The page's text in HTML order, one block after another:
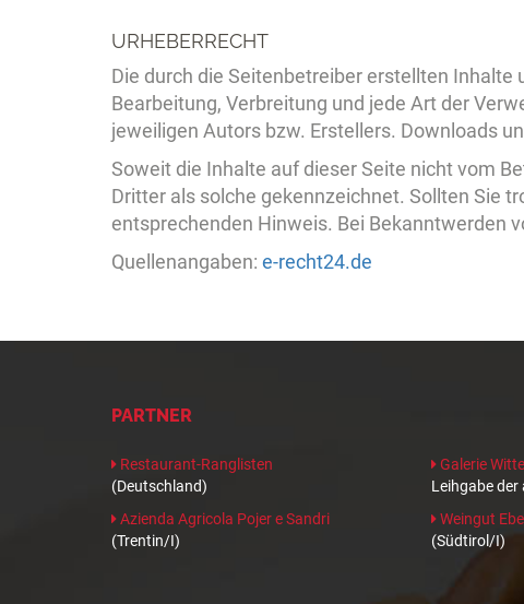
URHEBERRECHT
Die durch die Seitenbetreiber erstellten
Bearbeitung, Verbreitung und jede Art der
jeweiligen Autors bzw. Erstellers. Downloads
Soweit die Inhalte auf dieser Seite nicht vom
Dritter als solche gekennzeichnet. Sollten Sie
entsprechenden Hinweis. Bei Bekanntwerden
Quellenangaben: e-recht24.de
PARTNER
Restaurant-Ranglisten
(Deutschland)
Galerie
Leihgabe der
Azienda Agricola Pojer e Sandri
(Trentin/I)
Weingut
(Südtirol/I)